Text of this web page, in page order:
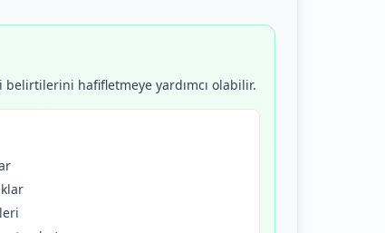
hafifletmeye yardımcı olabilir.